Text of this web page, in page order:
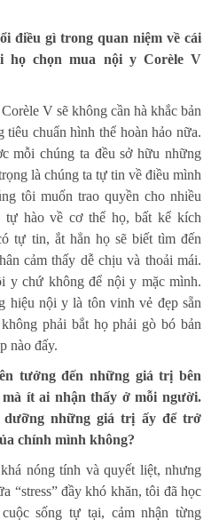
điều gì trong quan niệm về cái
họ chọn mua nội y Corèle V
V sẽ không cần hà khắc bản
tiêu chuẩn hình thể hoàn hảo nữa.
mỗi chúng ta đều sở hữu những
là chúng ta tự tin về điều mình
tôi muốn trao quyền cho nhiều
hào về cơ thể họ, bất kể kích
tự tin, ắt hẳn họ sẽ biết tìm đến
cảm thấy dễ chịu và thoải mái.
y chứ không để nội y mặc mình.
hiệu nội y là tôn vinh vẻ đẹp sẵn
phải bắt họ phải gò bó bản
nào đấy.
tưởng đến những giá trị bên
ít ai nhận thấy ở mỗi người.
dưỡng những giá trị ấy để trở
chính mình không?
nóng tính và quyết liệt, nhưng
“stress” đầy khó khăn, tôi đã học
sống tự tại, cảm nhận từng